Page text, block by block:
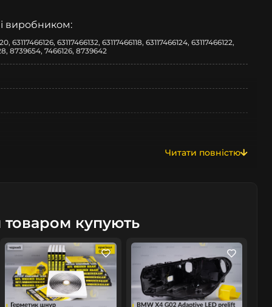
виробником:
63117466126, 63117466132, 63117466118, 63117466124, 63117466122,
8739654, 7466126, 8739642
Читати повністю
купують